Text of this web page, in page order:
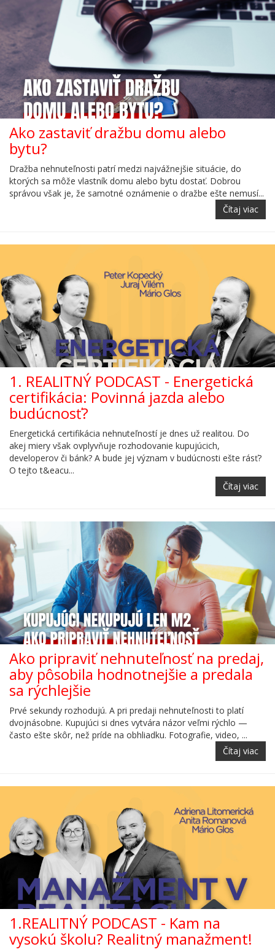
Ako zastaviť dražbu domu alebo
bytu?
Dražba nehnuteľnosti patrí medzi najvážnejšie situácie, do
ktorých sa môže vlastník domu alebo bytu dostať. Dobrou
správou však je, že samotné oznámenie o dražbe ešte nemusí...
Čítaj viac
1. REALITNÝ PODCAST - Energetická
certifikácia: Povinná jazda alebo
budúcnosť?
Energetická certifikácia nehnuteľností je dnes už realitou. Do
akej miery však ovplyvňuje rozhodovanie kupujúcich,
developerov či bánk? A bude jej význam v budúcnosti ešte rásť?
O tejto t&eacu...
Čítaj viac
Ako pripraviť nehnuteľnosť na predaj,
aby pôsobila hodnotnejšie a predala
sa rýchlejšie
Prvé sekundy rozhodujú. A pri predaji nehnuteľnosti to platí
dvojnásobne. Kupujúci si dnes vytvára názor veľmi rýchlo —
často ešte skôr, než príde na obhliadku. Fotografie, video, ...
Čítaj viac
1.REALITNÝ PODCAST - Kam na
vysokú školu? Realitný manažment!